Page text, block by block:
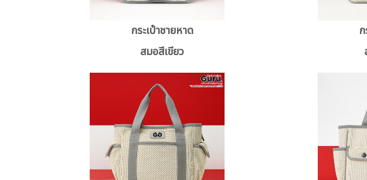
กระเป๋าชายหาด
สมอสีเขียว